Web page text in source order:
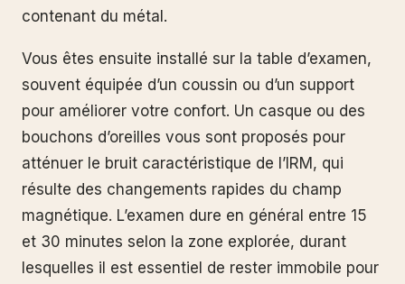
contenant du métal.
Vous êtes ensuite installé sur la table d’examen,
souvent équipée d’un coussin ou d’un support
pour améliorer votre confort. Un casque ou des
bouchons d’oreilles vous sont proposés pour
atténuer le bruit caractéristique de l’IRM, qui
résulte des changements rapides du champ
magnétique. L’examen dure en général entre 15
et 30 minutes selon la zone explorée, durant
lesquelles il est essentiel de rester immobile pour